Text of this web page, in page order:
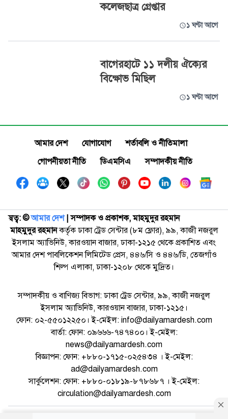
কলেজছাত্র গ্রেপ্তার
১ ঘণ্টা আগে
বাগেরহাটে ১১ দলীয় ঐক্যের
বিক্ষোভ মিছিল
১ ঘণ্টা আগে
আমার দেশ যোগাযোগ
শর্তাবলি ও নীতিমালা
গোপনীয়তা নীতি
ডিএমসিএ সম্পাদকীয় নীতি
স্বত্ব: ©️আমার দেশ| সম্পাদক ও প্রকাশক, মাহমুদুর রহমান
মাহমুদুর রহমানকর্তৃক ঢাকা ট্রেড সেন্টার (৮ম ফ্লোর), ৯৯, কাজী নজরুল
ইসলাম অ্যাভিনিউ, কারওয়ান বাজার, ঢাকা-১২১৫ থেকে প্রকাশিত এবং
আমার দেশ পাবলিকেশন লিমিটেড প্রেস, ৪৪৬/সি ও ৪৪৬/ডি, তেজগাঁও
শিল্প এলাকা, ঢাকা-১২০৮ থেকে মুদ্রিত।
সম্পাদকীয় ও বাণিজ্য বিভাগ: ঢাকা ট্রেড সেন্টার, ৯৯, কাজী নজরুল
ইসলাম অ্যাভিনিউ, কারওয়ান বাজার, ঢাকা-১২১৫।
ফোন: ০২-৫৫০১২২৫০। ই-মেইল: info@dailyamardesh.com
বার্তা: ফোন: ০৯৬৬৬-৭৪৭৪০০। ই-মেইল:
news@dailyamardesh.com
বিজ্ঞাপন: ফোন: +৮৮০-১৭১৫-০২৫৪৩৪ । ই-মেইল:
ad@dailyamardesh.com
সার্কুলেশন: ফোন: +৮৮০-০১৮১৯-৮৭৮৬৮৭ । ই-মেইল:
circulation@dailyamardesh.com